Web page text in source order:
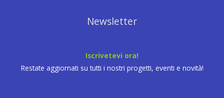
Newsletter
Iscrivetevi ora!
Restate aggiornati su tutti i nostri progetti, eventi e novità!